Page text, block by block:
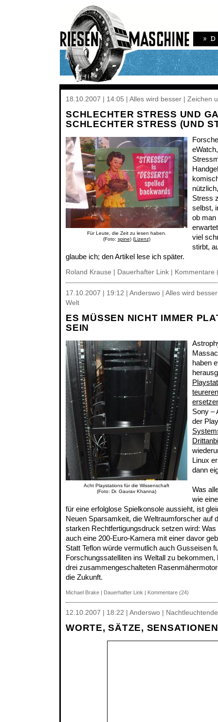
18.10.2007 | 14:05 | Alles wird besser | Zeichen
SCHLECHTER STRESS UND
SCHLECHTER STRESS (UND
Für Leute, die Zeit zu lesen haben.
(Foto: spine) (Lizenz)
Stress
selbst,
ob
viel
stirbt,
glaube ich; den Artikel lese ich später.
Roland Krause | Dauerhafter Link Kommentare
17.10.2007 | 19:12 | Anderswo | Alles wird
Welt
ES MÜSSEN NICHT IMMER
SEIN
Acht Playstations für die Wissenschaft
(Foto: Dr. Gaurav Khanna)
haben
Sony –
der
Linux
dann
Was
wie
für eine erfolglose Spielkonsole aussieht, ist
Neuen Sparsamkeit, die Weltraumforscher auf
starken Rechtfertigungsdruck setzen wird:
auch eine 200-Euro-Kamera mit einer davor
Statt Teflon würde vermutlich auch Gusseisen
Forschungssatelliten ins Weltall zu
drei zusammengeschalteten
die Zukunft.
Michael Brake | Dauerhafter Link | Kommentare (24)
12.10.2007 | 18:22 | Anderswo |
WORTE, SÄTZE, SENSATIONEN